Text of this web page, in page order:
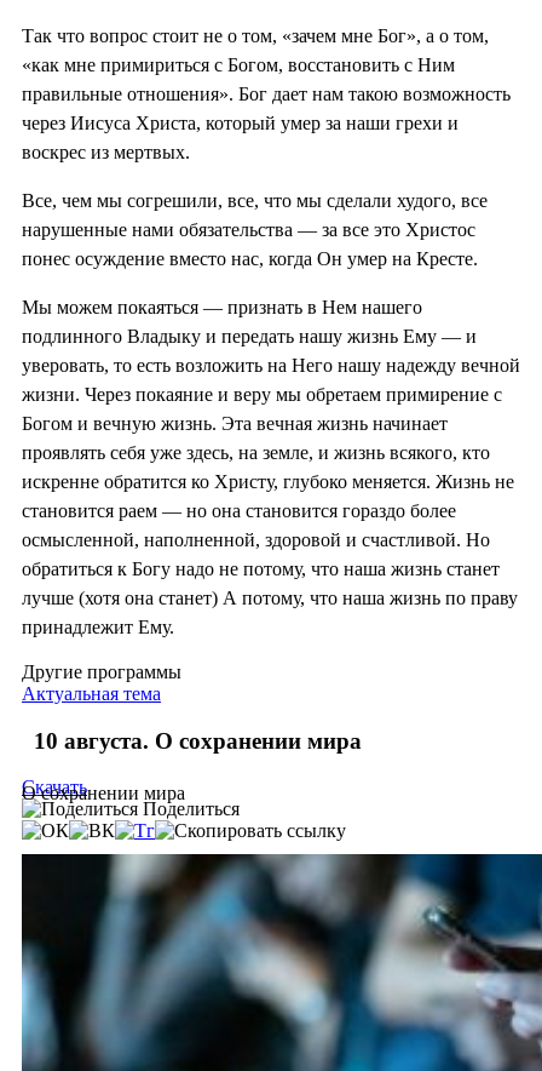
Так что вопрос стоит не о том, «зачем мне Бог», а о том,
«как мне примириться с Богом, восстановить с Ним
правильные отношения». Бог дает нам такою возможность
через Иисуса Христа, который умер за наши грехи и
воскрес из мертвых.
Все, чем мы согрешили, все, что мы сделали худого, все
нарушенные нами обязательства — за все это Христос
понес осуждение вместо нас, когда Он умер на Кресте.
Мы можем покаяться — признать в Нем нашего
подлинного Владыку и передать нашу жизнь Ему — и
уверовать, то есть возложить на Него нашу надежду вечной
жизни. Через покаяние и веру мы обретаем примирение с
Богом и вечную жизнь. Эта вечная жизнь начинает
проявлять себя уже здесь, на земле, и жизнь всякого, кто
искренне обратится ко Христу, глубоко меняется. Жизнь не
становится раем — но она становится гораздо более
осмысленной, наполненной, здоровой и счастливой. Но
обратиться к Богу надо не потому, что наша жизнь станет
лучше (хотя она станет) А потому, что наша жизнь по праву
принадлежит Ему.
Другие программы
Актуальная тема
10 августа. О сохранении мира
О сохранении мира
Скачать
Поделиться